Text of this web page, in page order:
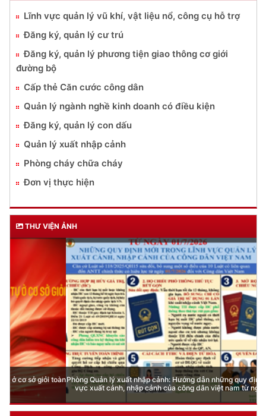
Lĩnh vực quản lý vũ khí, vật liệu nổ, công cụ hỗ trợ
Đăng ký, quản lý cư trú
Đăng ký, quản lý phương tiện giao thông cơ giới
đường bộ
Cấp thẻ Căn cước công dân
Quản lý ngành nghề kinh doanh có điều kiện
Đăng ký, quản lý con dấu
Quản lý xuất nhập cảnh
Phòng cháy chữa cháy
Đơn vị thực hiện
THƯ VIỆN ẢNH
Phòng Quản lý xuất nhập cảnh: Hướng dẫn những quy định mới trong lĩnh
vực xuất cảnh, nhập cảnh của công dân việt nam từ ngày 01/7/2026